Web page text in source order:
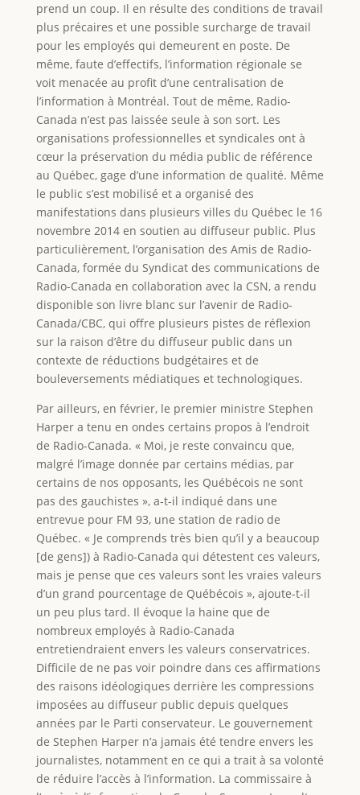
prend un coup. Il en résulte des conditions de travail
plus précaires et une possible surcharge de travail
pour les employés qui demeurent en poste. De
même, faute d’effectifs, l’information régionale se
voit menacée au profit d’une centralisation de
l’information à Montréal. Tout de même, Radio-
Canada n’est pas laissée seule à son sort. Les
organisations professionnelles et syndicales ont à
cœur la préservation du média public de référence
au Québec, gage d’une information de qualité. Même
le public s’est mobilisé et a organisé des
manifestations dans plusieurs villes du Québec le 16
novembre 2014 en soutien au diffuseur public. Plus
particulièrement, l’organisation des Amis de Radio-
Canada, formée du Syndicat des communications de
Radio-Canada en collaboration avec la CSN, a rendu
disponible son livre blanc sur l’avenir de Radio-
Canada/CBC, qui offre plusieurs pistes de réflexion
sur la raison d’être du diffuseur public dans un
contexte de réductions budgétaires et de
bouleversements médiatiques et technologiques.
Par ailleurs, en février, le premier ministre Stephen
Harper a tenu en ondes certains propos à l’endroit
de Radio-Canada. « Moi, je reste convaincu que,
malgré l’image donnée par certains médias, par
certains de nos opposants, les Québécois ne sont
pas des gauchistes », a-t-il indiqué dans une
entrevue pour FM 93, une station de radio de
Québec. « Je comprends très bien qu’il y a beaucoup
[de gens]) à Radio-Canada qui détestent ces valeurs,
mais je pense que ces valeurs sont les vraies valeurs
d’un grand pourcentage de Québécois », ajoute-t-il
un peu plus tard. Il évoque la haine que de
nombreux employés à Radio-Canada
entretiendraient envers les valeurs conservatrices.
Difficile de ne pas voir poindre dans ces affirmations
des raisons idéologiques derrière les compressions
imposées au diffuseur public depuis quelques
années par le Parti conservateur. Le gouvernement
de Stephen Harper n’a jamais été tendre envers les
journalistes, notamment en ce qui a trait à sa volonté
de réduire l’accès à l’information. La commissaire à